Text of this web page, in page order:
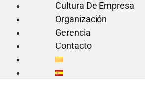
Cultura De Empresa
Organización
Gerencia
Contacto